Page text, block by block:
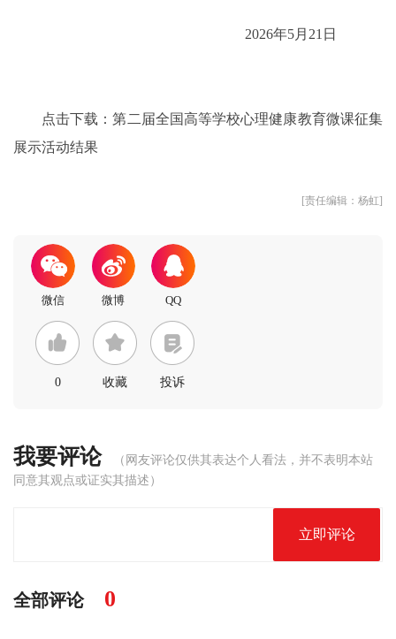
2026年5月21日
点击下载：第二届全国高等学校心理健康教育微课征集
展示活动结果
[责任编辑：杨虹]
0 收藏 投诉
我要评论
（网友评论仅供其表达个人看法，并不表明本站
同意其观点或证实其描述）
立即评论
全部评论 0